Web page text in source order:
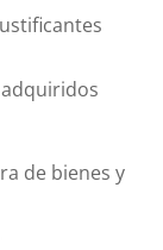
de bienes y